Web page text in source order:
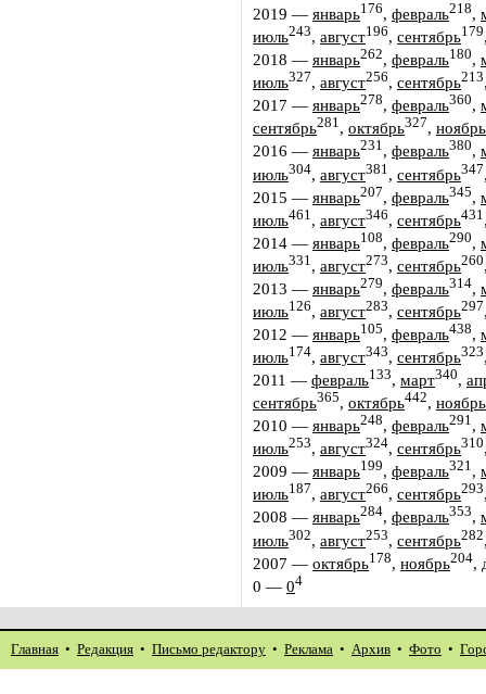
2019 — январь176, февраль218,
июль243, август196, сентябрь179
2018 — январь262, февраль180,
июль327, август256, сентябрь213
2017 — январь278, февраль360,
сентябрь281, октябрь327, ноябрь
2016 — январь231, февраль380,
июль304, август381 , сентябрь347
2015 — январь207, февраль345,
июль461 , август346, сентябрь431
2014 — январь108, февраль290,
июль331 , август273, сентябрь260
2013 — январь279, февраль314,
июль126, август283, сентябрь297
2012 — январь105, февраль438,
июль174, август343, сентябрь323
2011 — февраль133, март340,
сентябрь365, октябрь442, ноябрь
2010 — январь248, февраль291,
июль253, август324, сентябрь310
2009 — январь199, февраль321,
июль187, август266, сентябрь293
2008 — январь284, февраль353,
июль302, август253, сентябрь282
2007 — октябрь178, ноябрь204,
0 — 04
Главная • Редакция • Письмо редактору • Реклама • Архив • Фото •